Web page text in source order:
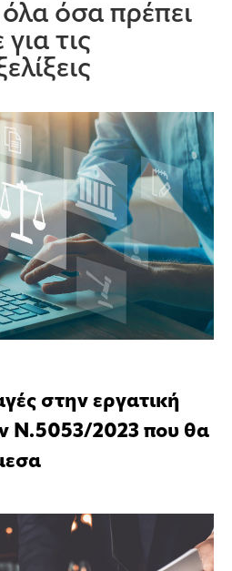
όλα όσα πρέπει
τις
στην εργατική
Ν.5053/2023 που θα